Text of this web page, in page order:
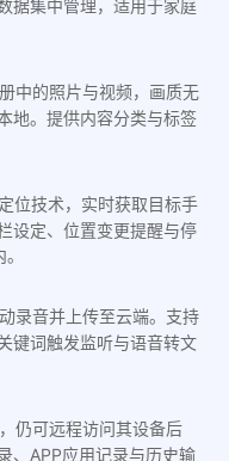
据集中管理，适用于家庭
中的照片与视频，画质无
地。提供内容分类与标签
位技术，实时获取目标手
设定、位置变更提醒与停
录音并上传至云端。支持
键词触发监听与语音转文
仍可远程访问其设备后
、APP应用记录与历史输